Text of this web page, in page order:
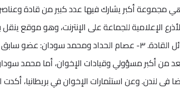
مجموعة أكبر يشارك فيها عدد كبير من قادة
الإعلامية للجماعة على الإنترنت، وهو موقع ينقل
وتصريحاتهم، ورسائل القادة. ٣- عصام الحداد ومحمد
أكبر مسؤولي وقيادات الإخوان، أما محمد سودان
فى لندن. وعن استثمارات الإخوان في بريطانيا،